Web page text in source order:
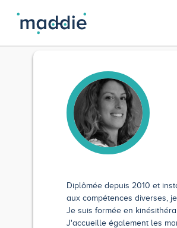
Diplômée depuis 2010 et
aux compétences diverses,
Je suis formée en
J'accueille également les